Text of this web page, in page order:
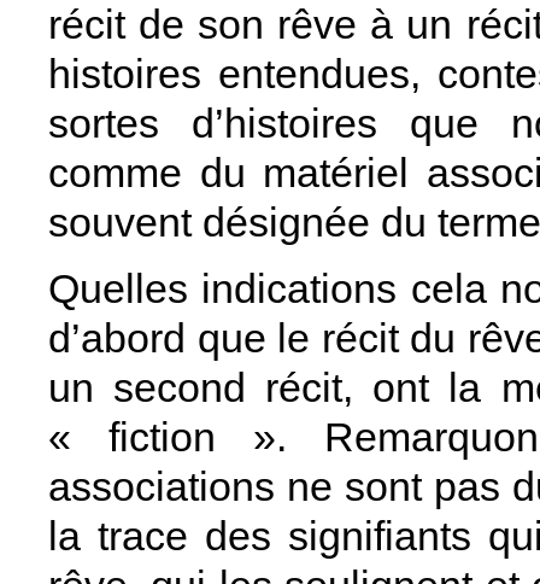
récit de son rêve à un
histoires entendues,
sortes d’histoires que
comme du matériel
souvent désignée du
Quelles indications cela
d’abord que le récit du
un second récit, ont la
« fiction ».
associations ne sont pas
la trace des signifiants